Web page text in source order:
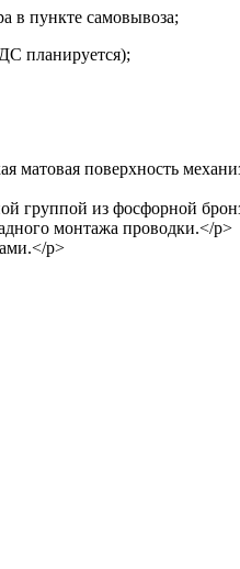
в пункте самовывоза;
планируется);
поверхность
группой из фосфорной
монтажа проводки.</p>
p>